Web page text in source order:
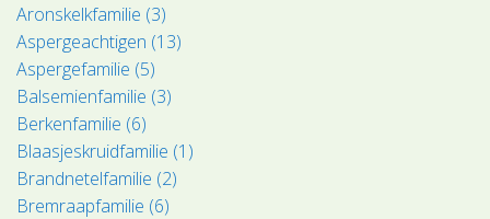
Aronskelkfamilie (3)
Aspergeachtigen (13)
Aspergefamilie (5)
Balsemienfamilie (3)
Berkenfamilie (6)
Blaasjeskruidfamilie (1)
Brandnetelfamilie (2)
Bremraapfamilie (6)